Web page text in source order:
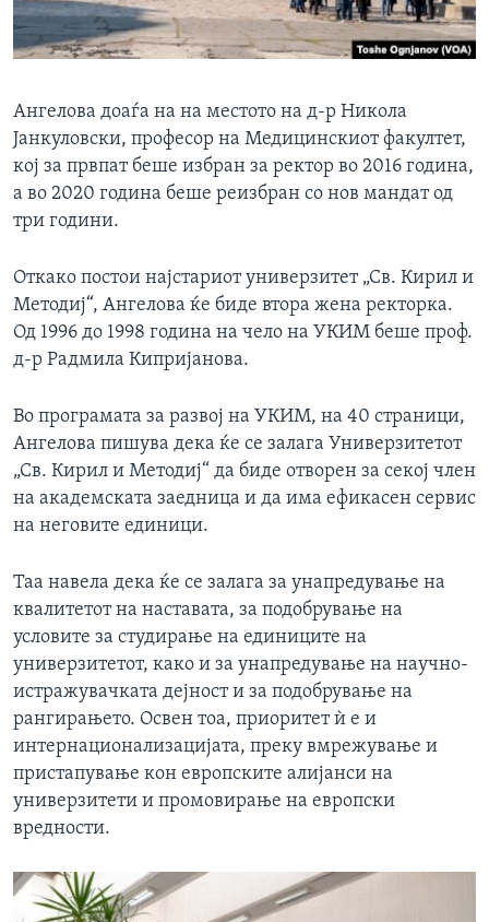
Ангелова доаѓа на на местото на д-р Никола
Јанкуловски, професор на Медицинскиот факултет,
кој за првпат беше избран за ректор во 2016 година,
а во 2020 година беше реизбран со нов мандат од
три години.
Откако постои најстариот универзитет „Св. Кирил и
Методиј“, Ангелова ќе биде втора жена ректорка.
Од 1996 до 1998 година на чело на УКИМ беше проф.
д-р Радмила Кипријанова.
Во програмата за развој на УКИМ, на 40 страници,
Ангелова пишува дека ќе се залага Универзитетот
„Св. Кирил и Методиј“ да биде отворен за секој член
на академската заедница и да има ефикасен сервис
на неговите единици.
Таа навела дека ќе се залага за унапредување на
квалитетот на наставата, за подобрување на
условите за студирање на единиците на
универзитетот, како и за унапредување на научно-
истражувачката дејност и за подобрување на
рангирањето. Освен тоа, приоритет ѝ е и
интернационализацијата, преку вмрежување и
пристапување кон европските алијанси на
универзитети и промовирање на европски
вредности.